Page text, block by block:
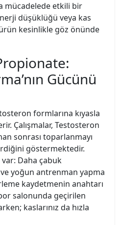
mücadelede etkili bir
düşüklüğü veya kas
ürün kesinlikle göz önünde
Gücünü
formlarına kıyasla
Çalışmalar, Testosteron
sonrası toparlanmayı
göstermektedir.
Daha çabuk
yoğun antrenman yapma
kaydetmenin anahtarı
salonunda geçirilen
kaslarınız da hızla